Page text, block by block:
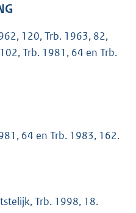
120, Trb. 1963, 82,
Trb. 1981, 64 en Trb.
64 en Trb. 1983, 162.
Trb. 1998, 18.